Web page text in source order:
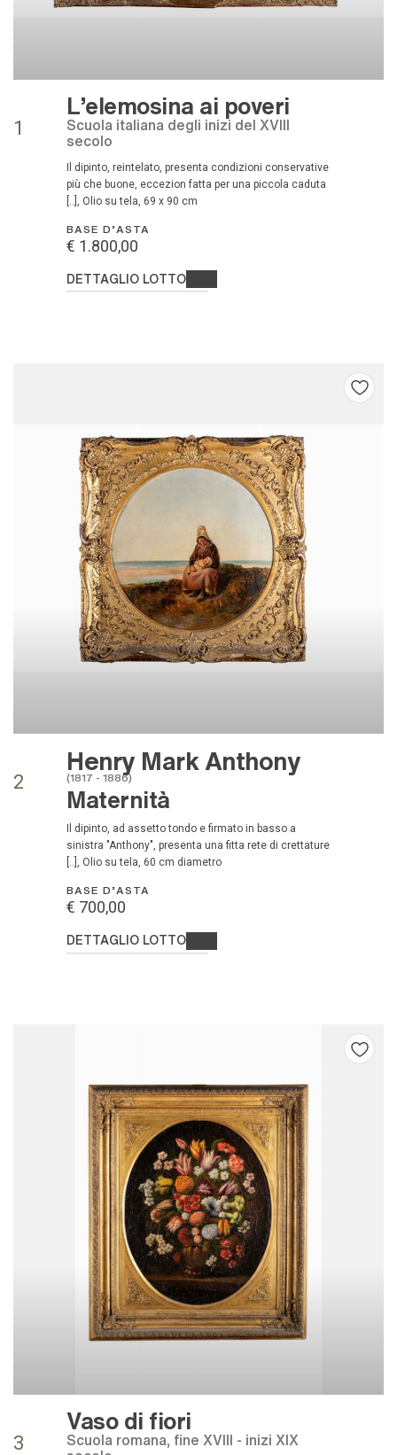
1
L'elemosina ai poveri
Scuola italiana degli inizi del XVIII
secolo
Il dipinto, reintelato, presenta condizioni conservative
più che buone, eccezion fatta per una piccola caduta
[..], Olio su tela, 69 x 90 cm
BASE D'ASTA
€ 1.800,00
DETTAGLIO LOTTO
2
Henry Mark Anthony
(1817 - 1886)
Maternità
sinistra "Anthony", presenta una fitta rete di crettature
[..], Olio su tela, 60 cm diametro
BASE D'ASTA
€ 700,00
DETTAGLIO LOTTO
3
Vaso di fiori
Scuola romana, fine XVIII - inizi XIX